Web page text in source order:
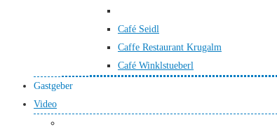
Café Seidl
Caffe Restaurant Krugalm
Café Winklstueberl
Gastgeber
Video